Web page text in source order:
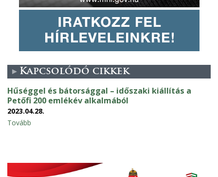
Kapcsolódó cikkek
Hűséggel és bátorsággal – időszaki kiállítás a
Petőfi 200 emlékév alkalmából
2023.04.28.
Tovább